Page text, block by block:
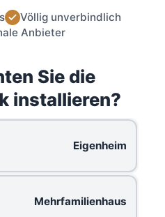
Völlig unverbindlich
Anbieter
Sie die
installieren?
Eigenheim
Mehrfamilienhaus